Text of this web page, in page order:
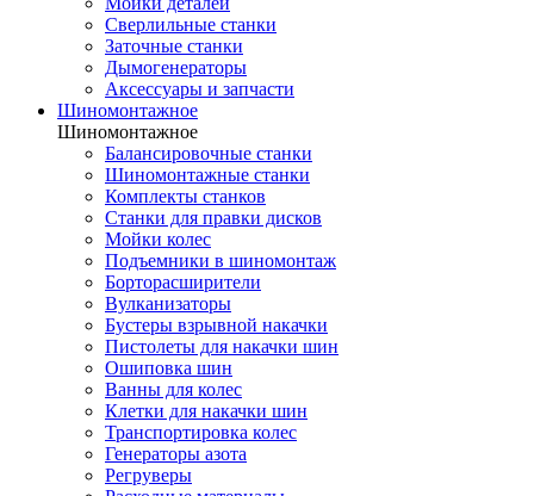
Сверлильные станки
Заточные станки
Дымогенераторы
Аксессуары и запчасти
Шиномонтажное
Шиномонтажное
Балансировочные станки
Шиномонтажные станки
Комплекты станков
Станки для правки дисков
Мойки колес
Подъемники в шиномонтаж
Борторасширители
Вулканизаторы
Бустеры взрывной накачки
Пистолеты для накачки шин
Ошиповка шин
Ванны для колес
Клетки для накачки шин
Транспортировка колес
Генераторы азота
Регруверы